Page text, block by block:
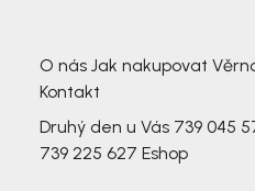
O nás Jak nakupovat
Kontakt
Druhý den u Vás 739 045
739 225 627 Eshop